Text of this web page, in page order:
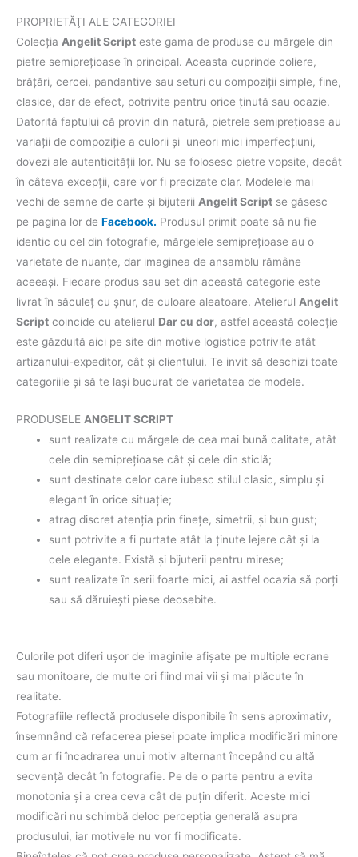
PROPRIETĂŢI ALE CATEGORIEI
Colecţia Angelit Script este gama de produse cu mărgele din
pietre semipreţioase în principal. Aceasta cuprinde coliere,
brăţări, cercei, pandantive sau seturi cu compoziţii simple, fine,
clasice, dar de efect, potrivite pentru orice ţinută sau ocazie.
Datorită faptului că provin din natură, pietrele semipreţioase au
variaţii de compoziţie a culorii şi uneori mici imperfecţiuni,
dovezi ale autenticităţii lor. Nu se folosesc pietre vopsite, decât
în câteva excepţii, care vor fi precizate clar. Modelele mai
vechi de semne de carte şi bijuterii Angelit Script se găsesc
pe pagina lor de Facebook. Produsul primit poate să nu fie
identic cu cel din fotografie, mărgelele semipreţioase au o
varietate de nuanţe, dar imaginea de ansamblu rămâne
aceeaşi. Fiecare produs sau set din această categorie este
livrat în săculeț cu șnur, de culoare aleatoare. Atelierul Angelit
Script coincide cu atelierul Dar cu dor, astfel această colecţie
este găzduită aici pe site din motive logistice potrivite atât
artizanului-expeditor, cât şi clientului. Te invit să deschizi toate
categoriile şi să te laşi bucurat de varietatea de modele.
PRODUSELE ANGELIT SCRIPT
sunt realizate cu mărgele de cea mai bună calitate, atât
cele din semipreţioase cât şi cele din sticlă;
sunt destinate celor care iubesc stilul clasic, simplu şi
elegant în orice situaţie;
atrag discret atenţia prin fineţe, simetrii, şi bun gust;
sunt potrivite a fi purtate atât la ţinute lejere cât şi la
cele elegante. Există şi bijuterii pentru mirese;
sunt realizate în serii foarte mici, ai astfel ocazia să porţi
sau să dăruieşti piese deosebite.
Culorile pot diferi uşor de imaginile afişate pe multiple ecrane
sau monitoare, de multe ori fiind mai vii şi mai plăcute în
realitate.
Fotografiile reflectă produsele disponibile în sens aproximativ,
însemnând că refacerea piesei poate implica modificări minore
cum ar fi încadrarea unui motiv alternant începând cu altă
secvenţă decât în fotografie. Pe de o parte pentru a evita
monotonia şi a crea ceva cât de puţin diferit. Aceste mici
modificări nu schimbă deloc percepţia generală asupra
produsului, iar motivele nu vor fi modificate.